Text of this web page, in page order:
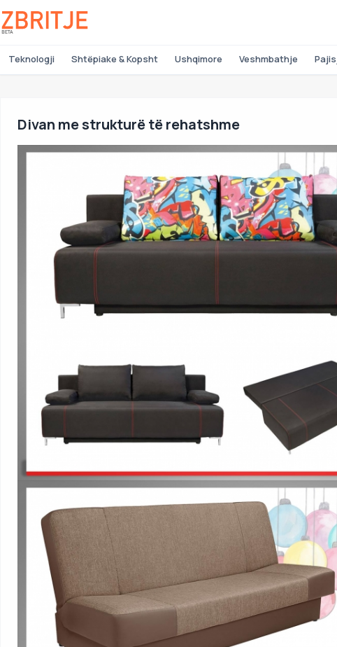
Teknologji Shtëpiake & Kopsht Ushqimore Veshmbathje
Divan me strukturë të rehatshme